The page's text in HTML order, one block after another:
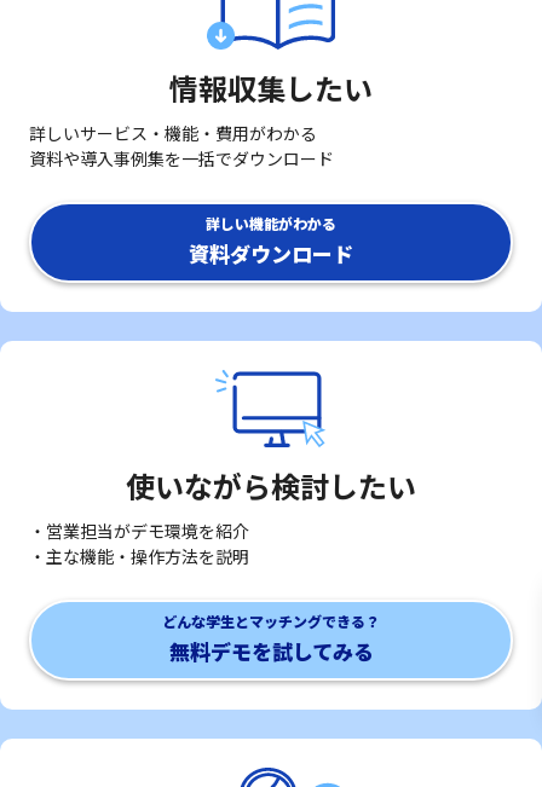
情報収集したい
詳しいサービス・機能・費用がわかる
資料や導入事例集を一括でダウンロード
詳しい機能がわかる
資料ダウンロード
使いながら検討したい
・営業担当がデモ環境を紹介
・主な機能・操作方法を説明
どんな学生とマッチングできる？
無料デモを試してみる